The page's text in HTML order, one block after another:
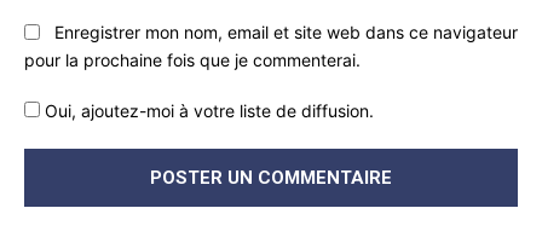
Enregistrer mon nom, email et site web dans ce navigateur
pour la prochaine fois que je commenterai.
Oui, ajoutez-moi à votre liste de diffusion.